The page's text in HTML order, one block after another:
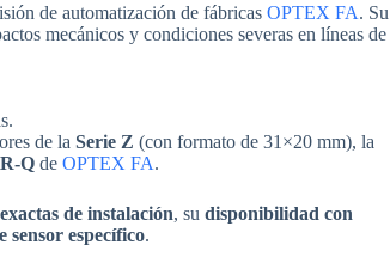
de automatización de fábricas OPTEX FA. Su
mecánicos y condiciones severas en líneas de
de la Serie Z (con formato de 31×20 mm), la
Q de OPTEX FA.
de instalación, su disponibilidad con
sensor específico.